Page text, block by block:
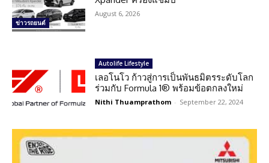
ข่าวรถยนต์
August 6, 2026
Autolife Lifestyle
เลอโนโว ก้าวสู่การเป็นพันธมิตรระดับโลก
ร่วมกับ Formula 1® พร้อมข้อตกลงใหม่
Nithi Thuamprathom - September 22, 2024